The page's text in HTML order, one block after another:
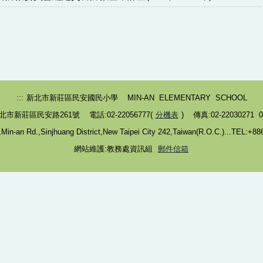
::: 新北市新莊區民安國民小學 MIN-AN ELEMENTARY SCHOOL
市新莊區民安路261號 電話:02-22056777( 分機表 ) 傳真:02-22030271
an Rd.,Sinjhuang District,New Taipei City
網站維護:教務處資訊組 郵件信箱